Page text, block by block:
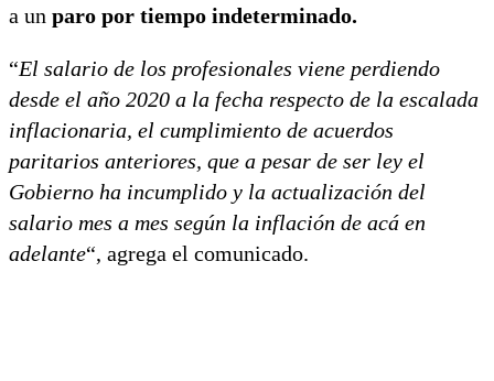
a un paro por tiempo indeterminado.
“El salario de los profesionales viene perdiendo
desde el año 2020 a la fecha respecto de la escalada
inflacionaria, el cumplimiento de acuerdos
paritarios anteriores, que a pesar de ser ley el
Gobierno ha incumplido y la actualización del
salario mes a mes según la inflación de acá en
adelante“, agrega el comunicado.